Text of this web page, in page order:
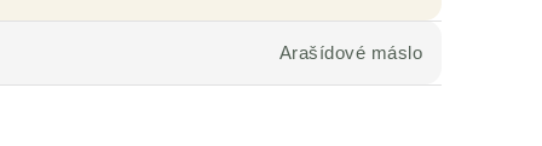
Arašídové máslo